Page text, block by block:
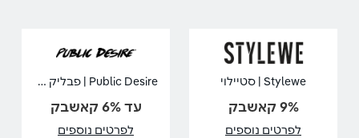
Stylewe | סטיילוי
9% קאשבק
לפרטים נוספים
Public Desire | פבליק דיסאייר
עד 6% קאשבק
לפרטים נוספים